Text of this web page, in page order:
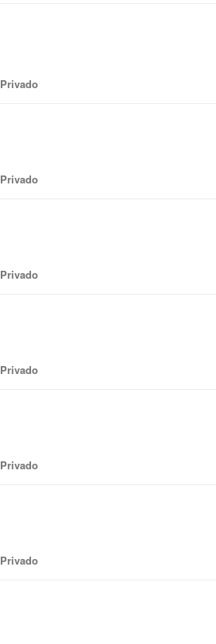
Privado
Privado
Privado
Privado
Privado
Privado